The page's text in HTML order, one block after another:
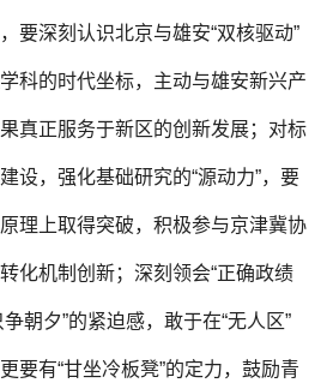
要深刻认识北京与雄安“双核驱动”
科的时代坐标，主动与雄安新兴产
真正服务于新区的创新发展；对标
设，强化基础研究的“源动力”，要
理上取得突破，积极参与京津冀协
化机制创新；深刻领会“正确政绩
争朝夕”的紧迫感，敢于在“无人区”
要有“甘坐冷板凳”的定力，鼓励青